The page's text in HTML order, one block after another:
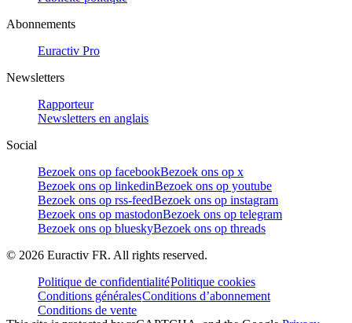
Abonnements
Euractiv Pro
Newsletters
Rapporteur
Newsletters en anglais
Social
Bezoek ons op facebookBezoek ons op x
Bezoek ons op linkedinBezoek ons op youtube
Bezoek ons op rss-feedBezoek ons op instagram
Bezoek ons op mastodonBezoek ons op telegram
Bezoek ons op blueskyBezoek ons op threads
© 2026 Euractiv FR. All rights reserved.
Politique de confidentialitéPolitique cookies
Conditions généralesConditions d’abonnement
Conditions de vente